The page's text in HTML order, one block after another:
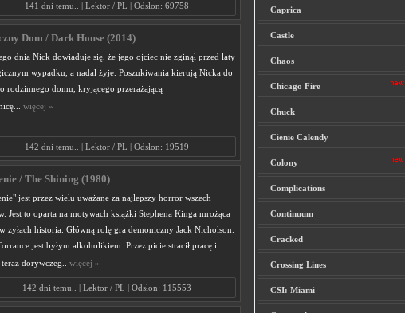
141 dni temu.. | Lektor / PL | Odsłon: 69758
Dom / Dark House (2014)
dnia Nick dowiaduje się, że jego ojciec nie zginął przed laty
wypadku, a nadal żyje. Poszukiwania kierują Nicka do
rodzinnego domu, kryjącego przerażającą
więcej »
142 dni temu.. | Lektor / PL | Odsłon: 19519
/ The Shining (1980)
jest przez wielu uważane za najlepszy horror wszech
Jest to oparta na motywach książki Stephena Kinga mrożąca
żyłach historia. Główną rolę gra demoniczny Jack Nicholson.
jest byłym alkoholikiem. Przez picie stracił pracę i
dorywczeg.. więcej »
142 dni temu.. | Lektor / PL | Odsłon: 115553
Caprica
Castle
Chaos
Chicago Fire
Chuck
Cienie Calendy
Colony
Complications
Continuum
Cracked
Crossing Lines
CSI: Miami